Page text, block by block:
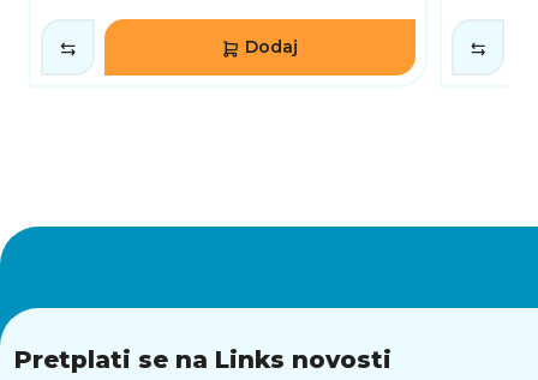
Dodaj
Pretplati se na Links novosti